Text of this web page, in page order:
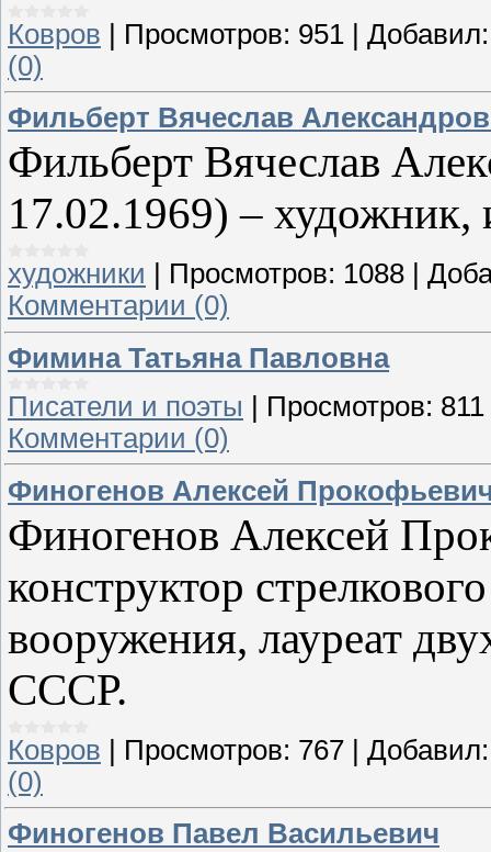
Ковров Просмотров: 951
Добавил:
(0)
Фильберт Вячеслав
Фильберт Вячеслав
17.02.1969) – художник,
художники Просмотров: 1088
Комментарии (0)
Фимина Татьяна Павловна
Писатели и поэты
Просмотров: 811
Комментарии (0)
Финогенов Алексей
Финогенов Алексей
конструктор
вооружения, лауреат
СССР.
Ковров | Просмотров: 767 | Добавил:
(0)
Финогенов Павел Васильевич